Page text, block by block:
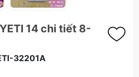
14 chi tiết 8-
32201A